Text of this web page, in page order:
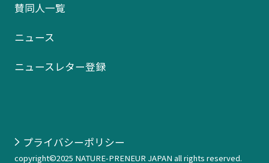
賛同人一覧
ニュース
ニュースレター登録
プライバシーポリシー
copyright©2025 NATURE-PRENEUR JAPAN all rights reserved.